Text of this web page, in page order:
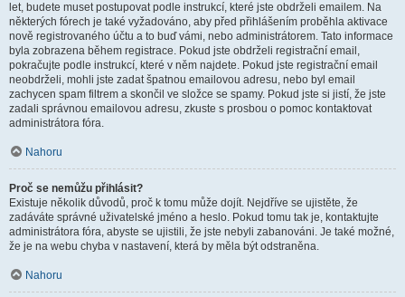
let, budete muset postupovat podle instrukcí, které jste obdrželi emailem. Na
některých fórech je také vyžadováno, aby před přihlášením proběhla aktivace
nově registrovaného účtu a to buď vámi, nebo administrátorem. Tato informace
byla zobrazena během registrace. Pokud jste obdrželi registrační email,
pokračujte podle instrukcí, které v něm najdete. Pokud jste registrační email
neobdrželi, mohli jste zadat špatnou emailovou adresu, nebo byl email
zachycen spam filtrem a skončil ve složce se spamy. Pokud jste si jistí, že jste
zadali správnou emailovou adresu, zkuste s prosbou o pomoc kontaktovat
administrátora fóra.
Nahoru
Proč se nemůžu přihlásit?
Existuje několik důvodů, proč k tomu může dojít. Nejdříve se ujistěte, že
zadáváte správné uživatelské jméno a heslo. Pokud tomu tak je, kontaktujte
administrátora fóra, abyste se ujistili, že jste nebyli zabanováni. Je také možné,
že je na webu chyba v nastavení, která by měla být odstraněna.
Nahoru